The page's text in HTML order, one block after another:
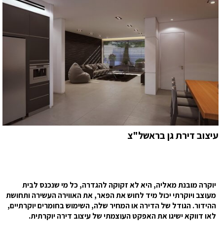
עיצוב דירת גן בראשל"צ
יוקרה מובנת מאליה, היא לא זקוקה להגדרה, כל מי שנכנס לבית
מעוצב ויוקרתי יכול מיד לחוש את הפאר, את האווירה העשירה ותחושת
ההידור. הגודל של הדירה או המחיר שלה, השימוש בחומרים יוקרתיים,
לאו דווקא ישיגו את האפקט העוצמתי של עיצוב דירה יוקרתית.